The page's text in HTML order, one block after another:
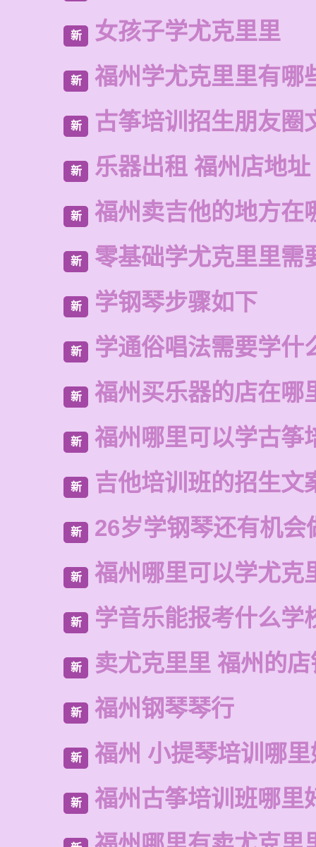
新 女孩子学尤克里里
新 福州学尤克里里有哪
新 古筝培训招生朋友圈
新 乐器出租 福州店地址
新 福州卖吉他的地方在
新 零基础学尤克里里需
新 学钢琴步骤如下
新 学通俗唱法需要学什
新 福州买乐器的店在哪
新 福州哪里可以学古筝
新 吉他培训班的招生文
新 26岁学钢琴还有机会
新 福州哪里可以学尤克
新 学音乐能报考什么学
新 卖尤克里里 福州的店
新 福州钢琴琴行
新 福州 小提琴培训哪里
新 福州古筝培训班哪里